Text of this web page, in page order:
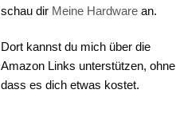
schau dir Meine Hardware an.
Dort kannst du mich über die
Amazon Links unterstützen, ohne
dass es dich etwas kostet.